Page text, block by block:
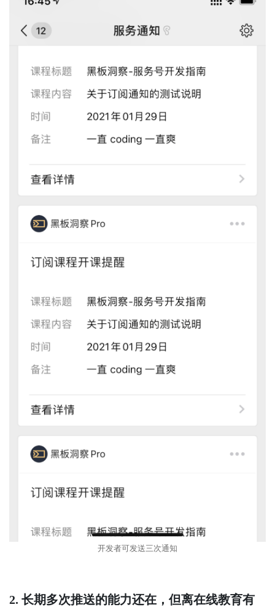
开发者可发送三次通知
2. 长期多次推送的能力还在，但离在线教育有